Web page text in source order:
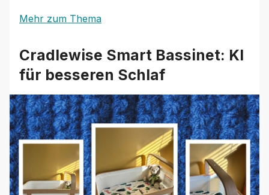
Mehr zum Thema
Cradlewise Smart Bassinet: KI
für besseren Schlaf